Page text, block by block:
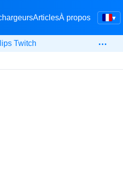
▾
ArticlesÀ propos
Twitch …